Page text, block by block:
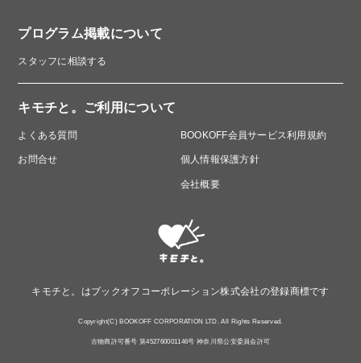
プログラム掲載について
スタッフに相談する
キモチと。ご利用について
よくある質問
お問合せ
BOOKOFF会員サービス利用規約
個人情報保護方針
会社概要
キモチと。はブックオフコーポレーション株式会社の登録商標です
Copyright(C) BOOKOFF CORPORATION LTD. All Rights Reserved.
古物商許可番号 第452760001146号 神奈川県公安委員会許可